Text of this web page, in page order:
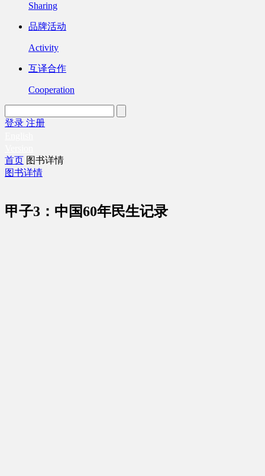
Sharing
品牌活动
Activity
互译合作
Cooperation
登录 注册
首页 图书详情
图书详情
甲子3：中国60年民生记录